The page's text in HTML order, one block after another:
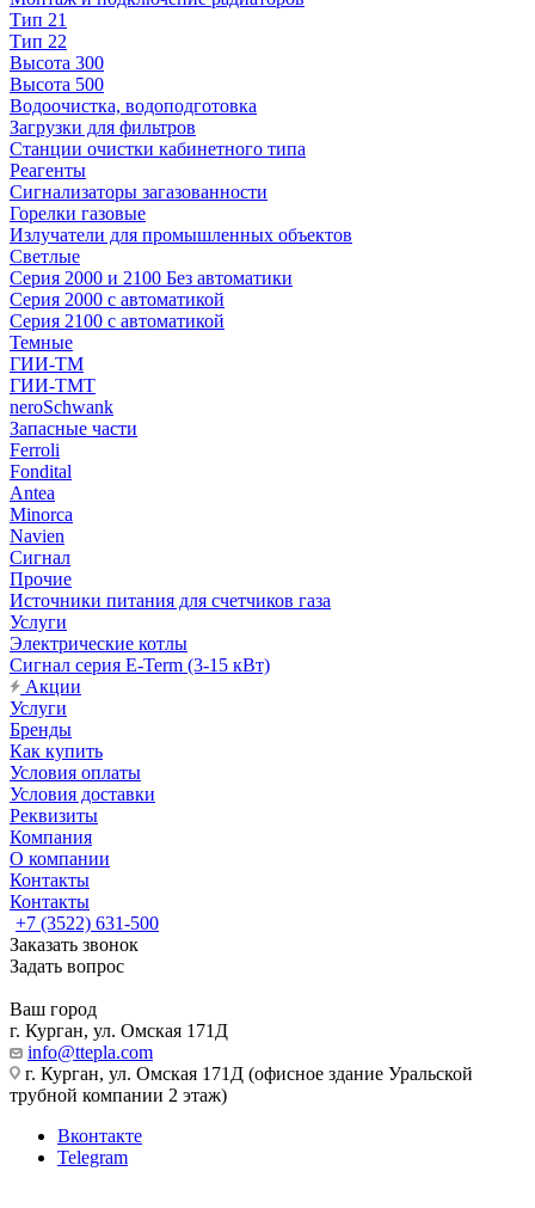
Тип 21
Тип 22
Высота 300
Высота 500
Водоочистка, водоподготовка
Загрузки для фильтров
Станции очистки кабинетного типа
Реагенты
Сигнализаторы загазованности
Горелки газовые
Излучатели для промышленных объектов
Светлые
Серия 2000 и 2100 Без автоматики
Серия 2000 с автоматикой
Серия 2100 с автоматикой
Темные
ГИИ-ТМ
ГИИ-ТМТ
neroSchwank
Запасные части
Ferroli
Fondital
Antea
Minorca
Navien
Сигнал
Прочие
Источники питания для счетчиков газа
Услуги
Электрические котлы
Сигнал серия E-Term (3-15 кВт)
Акции
Услуги
Бренды
Как купить
Условия оплаты
Условия доставки
Реквизиты
Компания
О компании
Контакты
Контакты
+7 (3522) 631-500
Заказать звонок
Задать вопрос
Ваш город
г. Курган, ул. Омская 171Д
info@ttepla.com
г. Курган, ул. Омская 171Д (офисное здание Уральской
трубной компании 2 этаж)
Вконтакте
Telegram